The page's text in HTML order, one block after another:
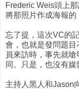
Frederic Weis頭上
將那照片作成海報的
忘了提，這次VC的
會，也就是發問題
員來訪時，事先就
同。只是，也沒有媒
主持人黑人和Jason